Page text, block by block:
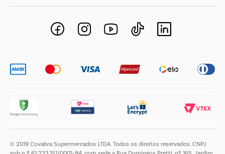
Negócios Imobiliários
Novos Fornecedores
© 2019 Covabra Supermercados LTDA. Todos os direitos reservados. CNPJ